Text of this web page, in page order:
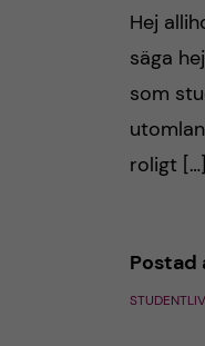
Hej
säga
som
roligt […]
Postad
STUDENTLIV